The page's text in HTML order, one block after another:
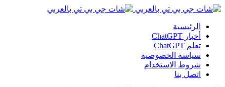
الرئيسية
أخبار ChatGPT
تعلم ChatGPT
سياسة الخصوصية
شروط الاستخدام
اتصل بنا